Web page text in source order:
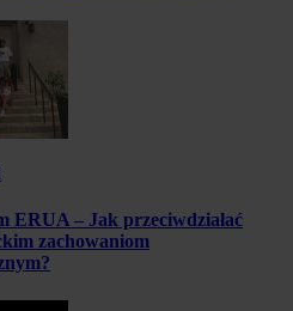
ERUA – Jak przeciwdziałać
zachowaniom